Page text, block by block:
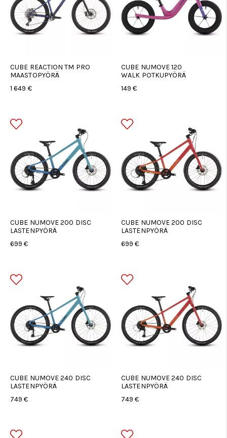
CUBE REACTION TM PRO
MAASTOPYÖRÄ
1 649 €
CUBE NUMOVE 120
WALK POTKUPYÖRÄ
149 €
CUBE NUMOVE 200 DISC
LASTENPYÖRÄ
699 €
CUBE NUMOVE 200 DISC
LASTENPYÖRÄ
699 €
CUBE NUMOVE 240 DISC
LASTENPYÖRÄ
749 €
CUBE NUMOVE 240 DISC
LASTENPYÖRÄ
749 €